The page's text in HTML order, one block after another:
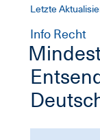
Letzte
Info Recht